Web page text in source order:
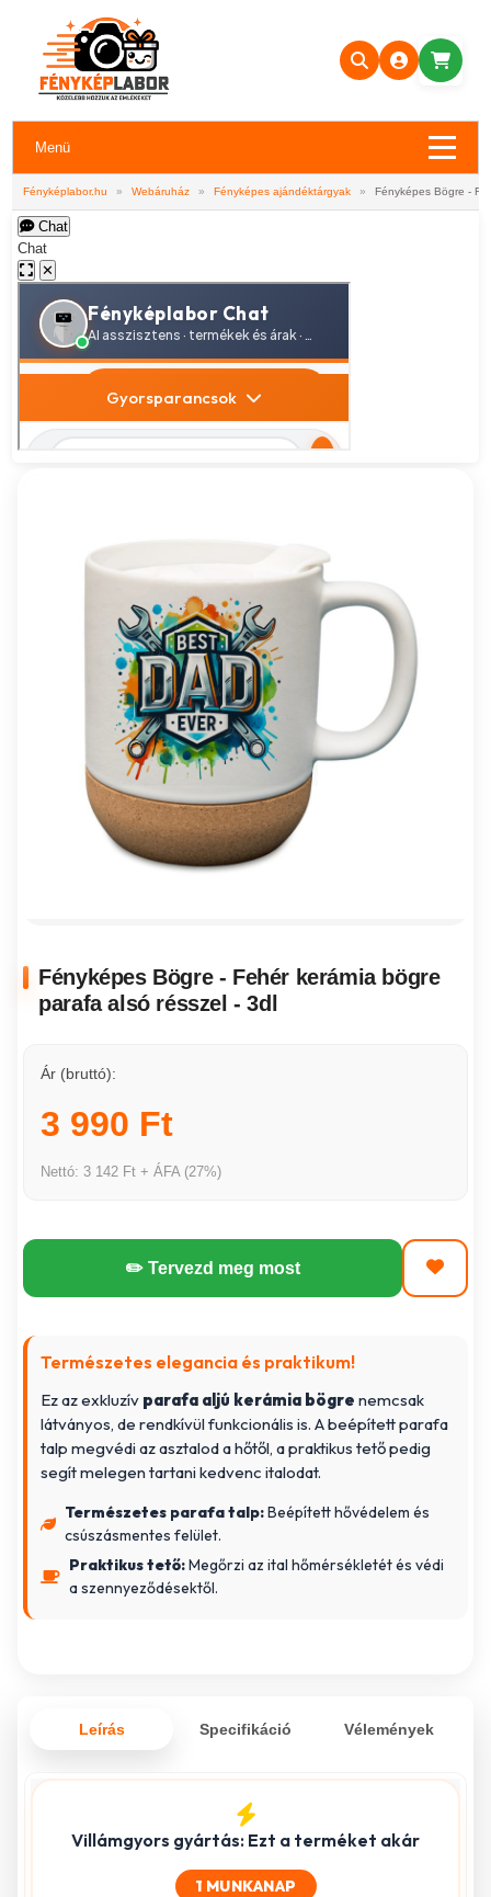
Menü
Fényképlabor.hu » Webáruház » Fényképes ajándéktárgyak » Fényképes Bögre -
Chat
Chat
✕
Fényképes Bögre - Fehér kerámia bögre
parafa alsó résszel - 3dl
Ár (bruttó):
3 990 Ft
Nettó: 3 142 Ft + ÁFA (27%)
✏️ Tervezd meg most
Természetes elegancia és praktikum!
Ez az exkluzív parafa aljú kerámia bögre nemcsak
látványos, de rendkívül funkcionális is. A beépített parafa
talp megvédi az asztalod a hőtől, a praktikus tető pedig
segít melegen tartani kedvenc italodat.
Természetes parafa talp:Beépített hővédelem és
csúszásmentes felület.
Praktikus tető:Megőrzi az ital hőmérsékletét és védi
a szennyeződésektől.
Leírás Specifikáció Vélemények
Villámgyors gyártás: Ezt a terméket akár
1 MUNKANAP